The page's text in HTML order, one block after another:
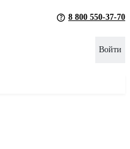
8 800 550-37-70
Войти